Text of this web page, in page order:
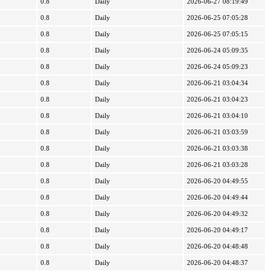
0.8 Daily 2026-06-27 08:19:49
0.8 Daily 2026-06-25 07:05:28
0.8 Daily 2026-06-25 07:05:15
0.8 Daily 2026-06-24 05:09:35
0.8 Daily 2026-06-24 05:09:23
0.8 Daily 2026-06-21 03:04:34
0.8 Daily 2026-06-21 03:04:23
0.8 Daily 2026-06-21 03:04:10
0.8 Daily 2026-06-21 03:03:59
0.8 Daily 2026-06-21 03:03:38
0.8 Daily 2026-06-21 03:03:28
0.8 Daily 2026-06-20 04:49:55
0.8 Daily 2026-06-20 04:49:44
0.8 Daily 2026-06-20 04:49:32
0.8 Daily 2026-06-20 04:49:17
0.8 Daily 2026-06-20 04:48:48
0.8 Daily 2026-06-20 04:48:37